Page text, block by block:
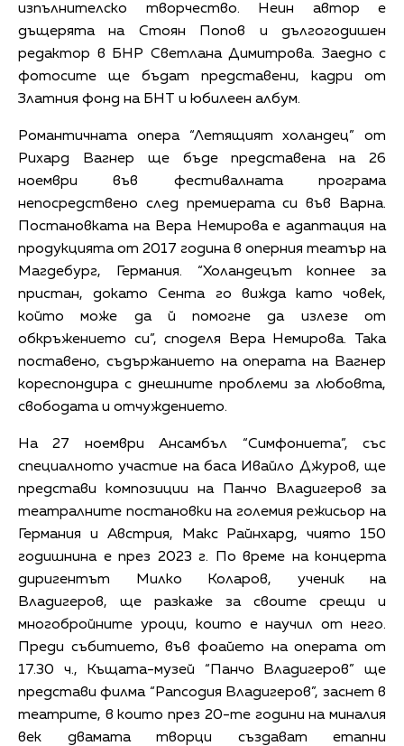
изпълнителско творчество. Неин автор е
дъщерята на Стоян Попов и дългогодишен
редактор в БНР Светлана Димитрова. Заедно с
фотосите ще бъдат представени, кадри от
Златния фонд на БНТ и юбилеен албум.
Романтичната опера “Летящият холандец” от
Рихард Вагнер ще бъде представена на 26
ноември във фестивалната програма
непосредствено след премиерата си във Варна.
Постановката на Вера Немирова е адаптация на
продукцията от 2017 година в оперния театър на
Магдебург, Германия. “Холандецът копнее за
пристан, докато Сента го вижда като човек,
който може да й помогне да излезе от
обкръжението си”, споделя Вера Немирова. Така
поставено, съдържанието на операта на Вагнер
кореспондира с днешните проблеми за любовта,
свободата и отчуждението.
На 27 ноември Ансамбъл “Симфониета”, със
специалното участие на баса Ивайло Джуров, ще
представи композиции на Панчо Владигеров за
театралните постановки на големия режисьор на
Германия и Австрия, Макс Райнхард, чиято 150
годишнина е през 2023 г. По време на концерта
диригентът Милко Коларов, ученик на
Владигеров, ще разкаже за своите срещи и
многобройните уроци, които е научил от него.
Преди събитието, във фоайето на операта от
17.30 ч., Къщата-музей “Панчо Владигеров” ще
представи филма “Рапсодия Владигеров”, заснет в
театрите, в които през 20-те години на миналия
век двамата творци създават етапни